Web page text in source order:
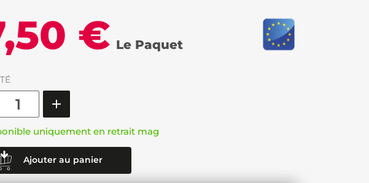
€ Le Paquet
uniquement en retrait mag
Ajouter au panier